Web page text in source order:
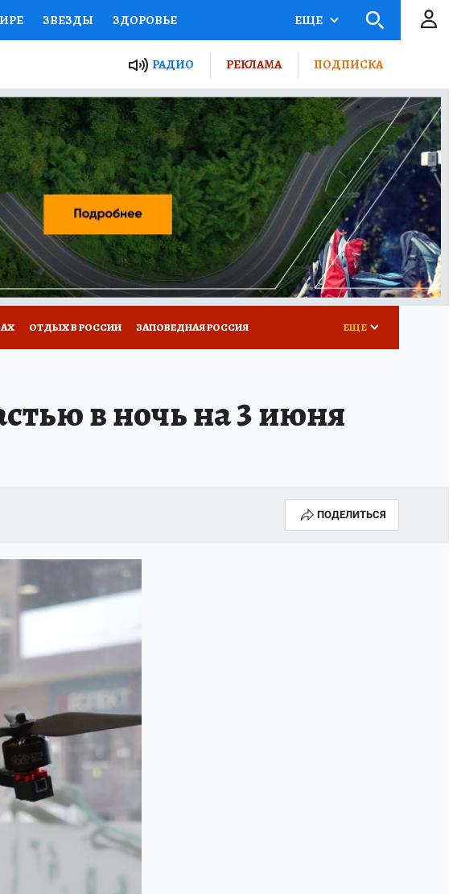
ЗВЕЗДЫ ЗДОРОВЬЕ
ПРОЕКТЫ РОССИИ
ЖЕНСКИЕ СЕКРЕТЫ ПУТЕВОДИТЕЛЬ
ДЕФИЦИТ ЖЕЛЕЗА ТУРИЗМ
У НАС ГИД ПОТРЕБИТЕЛЯ ВСЕ О КП
ЕЩЕ
РАДИО РЕКЛАМА ПОДПИСКА
ОТДЫХ В РОССИИ ЗАПОВЕДНАЯ РОССИЯ ЕЩЕ
в ночь на 3 июня
ПОДЕЛИТЬСЯ